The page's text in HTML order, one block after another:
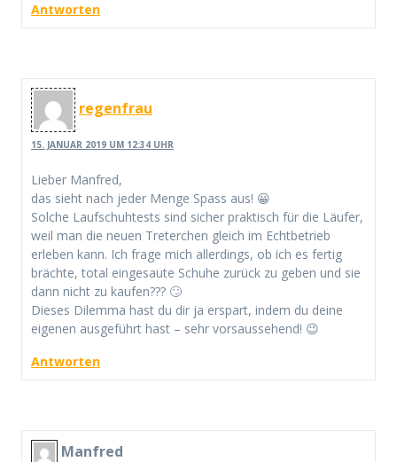
Antworten
regenfrau
15. JANUAR 2019 UM 12:34 UHR
Lieber Manfred,
das sieht nach jeder Menge Spass aus! 😀
Solche Laufschuhtests sind sicher praktisch für die Läufer,
weil man die neuen Treterchen gleich im Echtbetrieb
erleben kann. Ich frage mich allerdings, ob ich es fertig
brächte, total eingesaute Schuhe zurück zu geben und sie
dann nicht zu kaufen??? 🙄
Dieses Dilemma hast du dir ja erspart, indem du deine
eigenen ausgeführt hast – sehr vorsaussehend! 😉
Antworten
Manfred